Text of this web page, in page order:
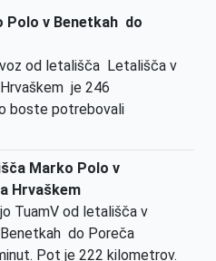
Polo v Benetkah do
od letališča Letališča v
je 246
boste potrebovali
Marko Polo v
Hrvaškem
TuamV od letališča v
do Poreča
Pot je 222 kilometrov.